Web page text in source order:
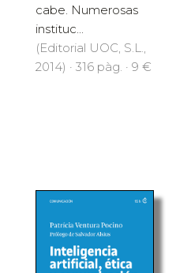
cabe. Numerosas
instituc...
(Editorial UOC, S.L.,
2014) · 316 pàg. · 9 €